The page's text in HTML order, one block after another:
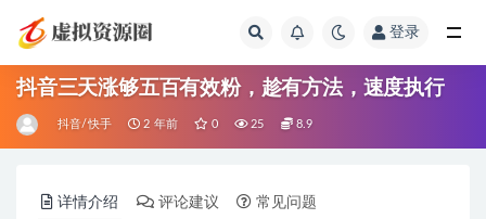
登录
抖音三天涨够五百有效粉，趁有方法，速度执行
抖音/快手 2 年前 0 25 8.9
详情介绍 评论建议 常见问题